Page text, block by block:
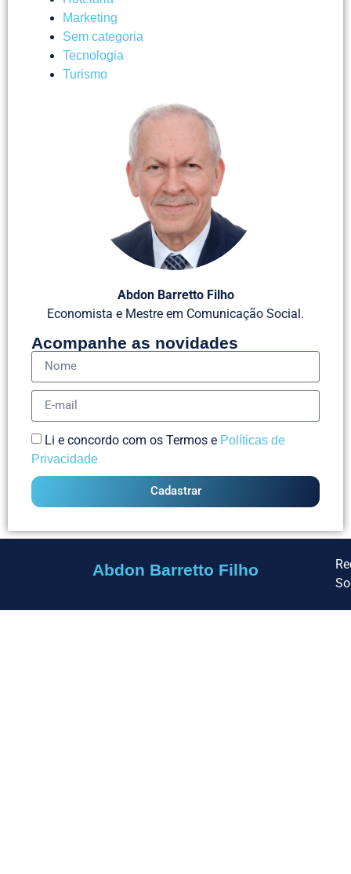
Marketing
Sem categoria
Tecnologia
Turismo
Abdon Barretto Filho
Economista e Mestre em Comunicação Social.
Acompanhe as novidades
Li e concordo com os Termos e Políticas de
Privacidade
Cadastrar
Abdon Barretto Filho